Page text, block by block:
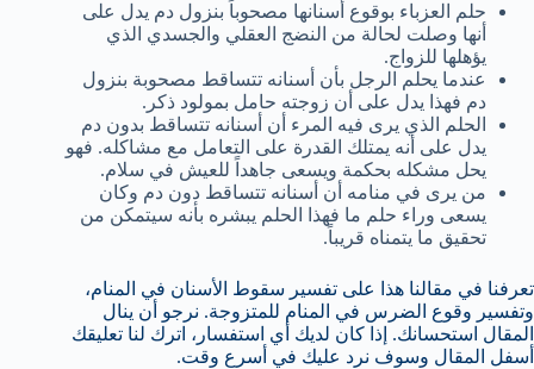
حلم العزباء بوقوع أسنانها مصحوباً بنزول دم يدل على
أنها وصلت لحالة من النضج العقلي والجسدي الذي
يؤهلها للزواج.
عندما يحلم الرجل بأن أسنانه تتساقط مصحوبة بنزول
دم فهذا يدل على أن زوجته حامل بمولود ذكر.
الحلم الذي يرى فيه المرء أن أسنانه تتساقط بدون دم
يدل على أنه يمتلك القدرة على التعامل مع مشاكله. فهو
يحل مشكله بحكمة ويسعى جاهداً للعيش في سلام.
من يرى في منامه أن أسنانه تتساقط دون دم وكان
يسعى وراء حلم ما فهذا الحلم يبشره بأنه سيتمكن من
تحقيق ما يتمناه قريباً.
تعرفنا في مقالنا هذا على تفسير سقوط الأسنان في المنام،
وتفسير وقوع الضرس في المنام للمتزوجة. نرجو أن ينال
المقال استحسانك. إذا كان لديك أي استفسار، اترك لنا تعليقك
أسفل المقال وسوف نرد عليك في أسرع وقت.